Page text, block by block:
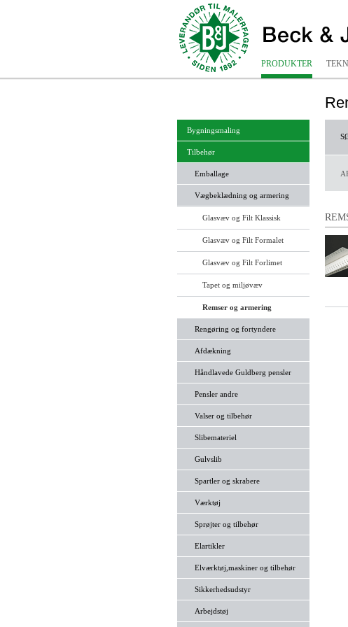
PRODUKTER
Bygningsmaling
Tilbehør
Emballage
Vægbeklædning og armering
Glasvæv og Filt Klassisk
Glasvæv og Filt Formalet
Glasvæv og Filt Forlimet
Tapet og miljøvæv
Remser og armering
Rengøring og fortyndere
Afdækning
Håndlavede Guldberg pensler
Pensler andre
Valser og tilbehør
Slibemateriel
Gulvslib
Spartler og skrabere
Værktøj
Sprøjter og tilbehør
Elartikler
Elværktøj,maskiner og tilbehør
Sikkerhedsudstyr
Arbejdstøj